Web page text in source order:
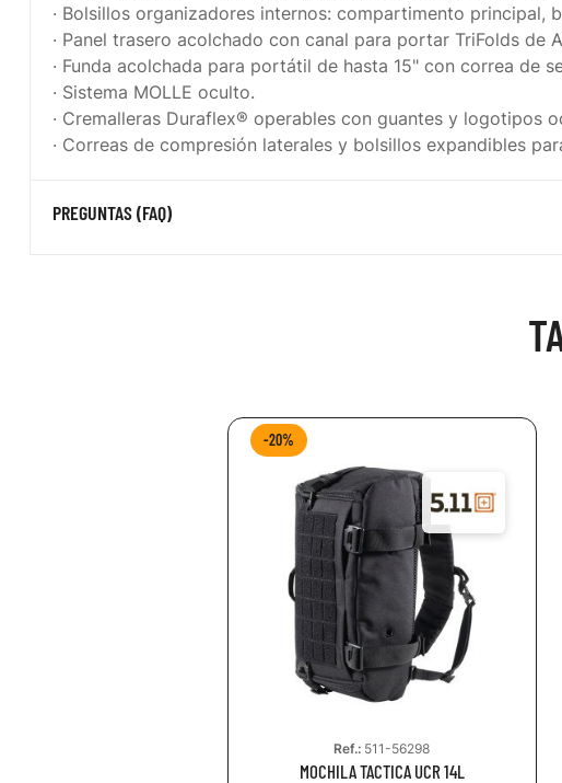
· Bolsillos organizadores internos: compartimento
· Panel trasero acolchado con canal para portar TriFolds de
· Funda acolchada para portátil de hasta 15" con correa de
· Sistema MOLLE oculto.
· Cremalleras Duraflex® operables con guantes y logotipos
· Correas de compresión laterales y bolsillos expandibles
PREGUNTAS (FAQ)
-20%
Ref.: 511-56298
MOCHILA TACTICA UCR 14L